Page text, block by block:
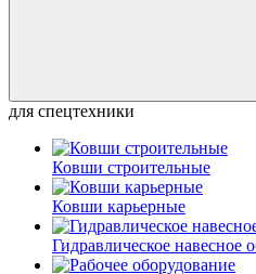
для спецтехники
Ковши строительные
Ковши карьерные
Гидравлическое навесное